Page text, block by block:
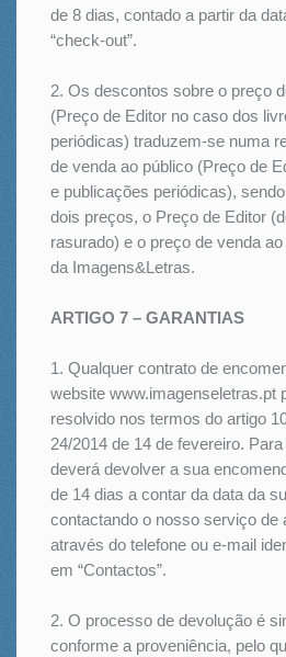
de 8 dias, contado a partir da
“check-out”.
2. Os descontos sobre o preço
(Preço de Editor no caso dos
periódicas) traduzem-se numa
de venda ao público (Preço de
e publicações periódicas),
dois preços, o Preço de Editor
rasurado) e o preço de venda
da Imagens&Letras.
ARTIGO 7 – GARANTIAS
1. Qualquer contrato de
website www.imagenseletras.pt
resolvido nos termos do artigo
24/2014 de 14 de fevereiro.
deverá devolver a sua
de 14 dias a contar da data da
contactando o nosso serviço de
através do telefone ou e-mail
em “Contactos”.
2. O processo de devolução é
conforme a proveniência, pelo